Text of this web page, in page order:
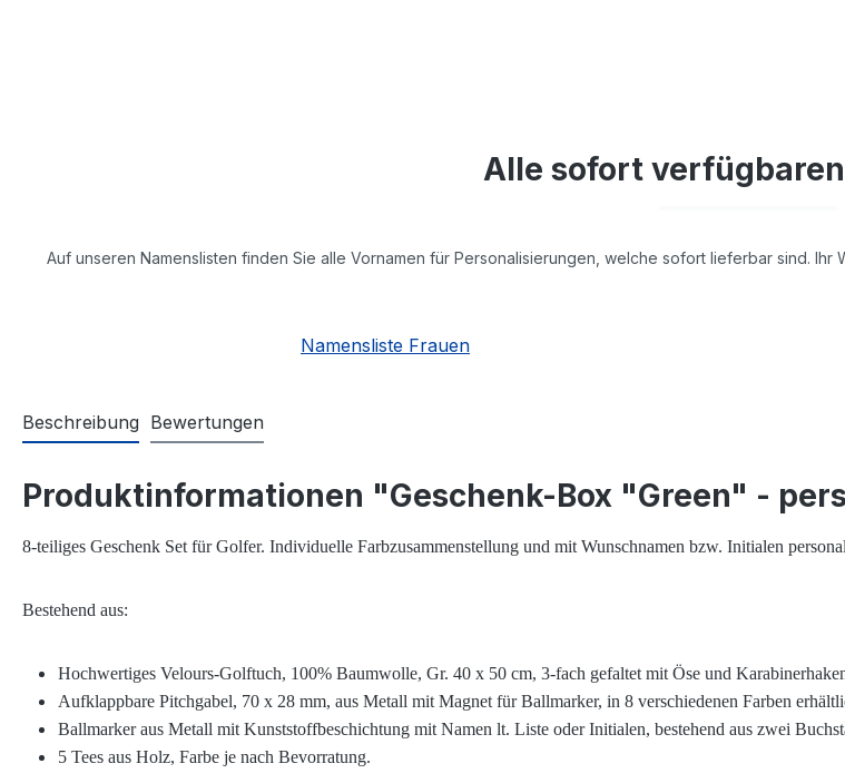
Alle sofort
Auf unseren Namenslisten finden Sie alle Vornamen für Personalisierungen, welche sofort lieferbar sind.
Namensliste Frauen
Beschreibung Bewertungen
Produktinformationen "Geschenk-Box "Green" -
8-teiliges Geschenk Set für Golfer. Individuelle Farbzusammenstellung und mit Wunschnamen bzw. Initialen
Bestehend aus:
Hochwertiges Velours-Golftuch, 100% Baumwolle, Gr. 40 x 50 cm, 3-fach gefaltet mit Öse und
Aufklappbare Pitchgabel, 70 x 28 mm, aus Metall mit Magnet für Ballmarker, in 8 verschiedenen Farben
Ballmarker aus Metall mit Kunststoffbeschichtung mit Namen lt. Liste oder Initialen, bestehend aus zwei
5 Tees aus Holz, Farbe je nach Bevorratung.